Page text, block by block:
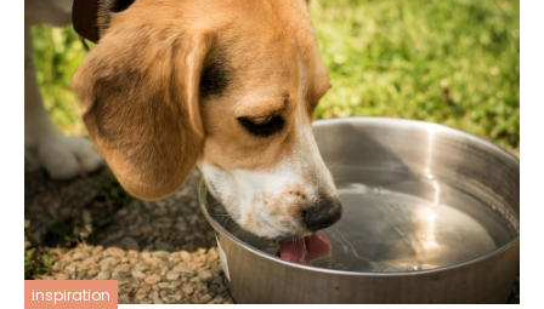
inspiration